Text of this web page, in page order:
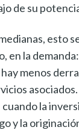
de su
esto
en la
menos
la
y la